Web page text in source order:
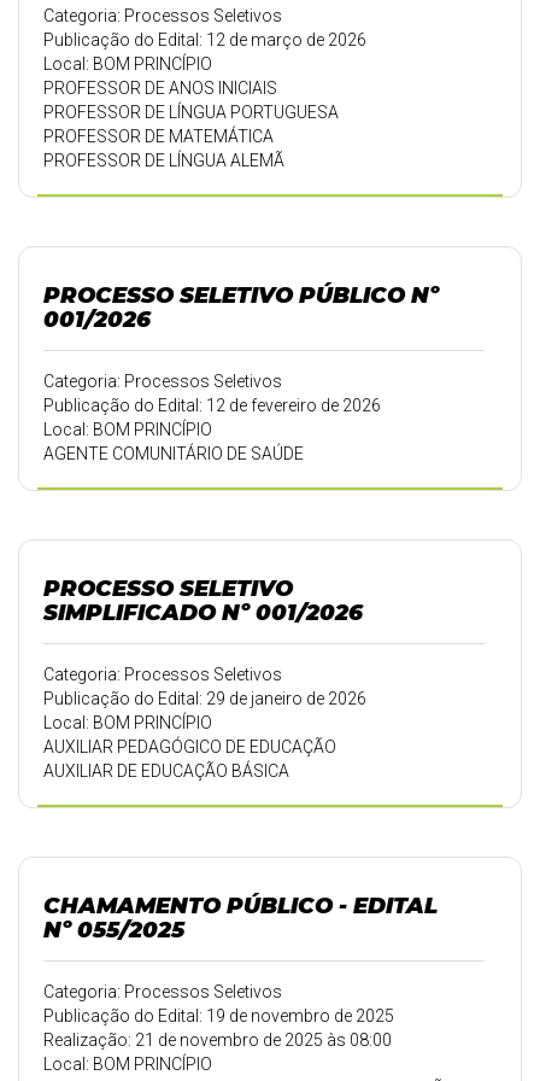
Categoria: Processos Seletivos
Publicação do Edital: 12 de março de 2026
Local: BOM PRINCÍPIO
PROFESSOR DE ANOS INICIAIS
PROFESSOR DE LÍNGUA PORTUGUESA
PROFESSOR DE MATEMÁTICA
PROFESSOR DE LÍNGUA ALEMÃ
PROCESSO SELETIVO PÚBLICO Nº
001/2026
Categoria: Processos Seletivos
Publicação do Edital: 12 de fevereiro de 2026
Local: BOM PRINCÍPIO
AGENTE COMUNITÁRIO DE SAÚDE
PROCESSO SELETIVO
SIMPLIFICADO Nº 001/2026
Categoria: Processos Seletivos
Publicação do Edital: 29 de janeiro de 2026
Local: BOM PRINCÍPIO
AUXILIAR PEDAGÓGICO DE EDUCAÇÃO
AUXILIAR DE EDUCAÇÃO BÁSICA
CHAMAMENTO PÚBLICO - EDITAL
Nº 055/2025
Categoria: Processos Seletivos
Publicação do Edital: 19 de novembro de 2025
Realização: 21 de novembro de 2025 às 08:00
Local: BOM PRINCÍPIO